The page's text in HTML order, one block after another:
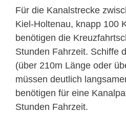
Für die Kanalstrecke
Kiel-Holtenau, knapp 100
benötigen die
Stunden Fahrzeit. Schiffe
(über 210m Länge oder
müssen deutlich
benötigen für eine
Stunden Fahrzeit.